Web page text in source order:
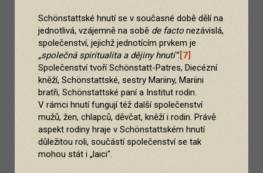
Schönstattské hnutí se v současné době dělí na
jednotlivá, vzájemně na sobě de facto nezávislá,
společenství, jejichž jednotícím prvkem je
„společná spiritualita a dějiny hnutí“.[7]
Společenství tvoří Schönstatt-Patres, Diecézní
kněží, Schönstattské, sestry Mariiny, Mariini
bratři, Schönstattské paní a Institut rodin.
V rámci hnutí fungují též další společenství
mužů, žen, chlapců, děvčat, kněží i rodin. Právě
aspekt rodiny hraje v Schönstattském hnutí
důležitou roli, součástí společenství se tak
mohou stát i „laici“.